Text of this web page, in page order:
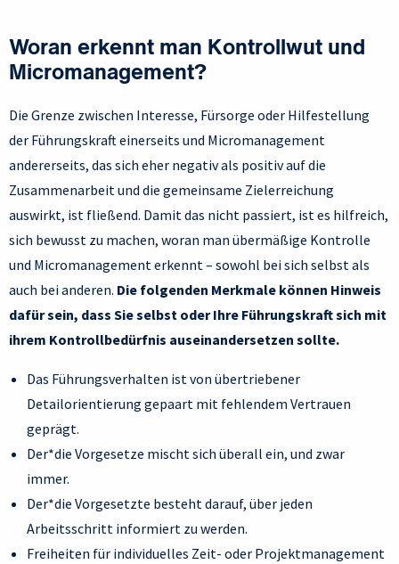
Woran erkennt man Kontrollwut und
Micromanagement?
Die Grenze zwischen Interesse, Fürsorge oder Hilfestellung
der Führungskraft einerseits und Micromanagement
andererseits, das sich eher negativ als positiv auf die
Zusammenarbeit und die gemeinsame Zielerreichung
auswirkt, ist fließend. Damit das nicht passiert, ist es hilfreich,
sich bewusst zu machen, woran man übermäßige Kontrolle
und Micromanagement erkennt – sowohl bei sich selbst als
auch bei anderen. Die folgenden Merkmale können Hinweis
dafür sein, dass Sie selbst oder Ihre Führungskraft sich mit
ihrem Kontrollbedürfnis auseinandersetzen sollte.
Das Führungsverhalten ist von übertriebener
Detailorientierung gepaart mit fehlendem Vertrauen
geprägt.
Der*die Vorgesetze mischt sich überall ein, und zwar
immer.
Der*die Vorgesetzte besteht darauf, über jeden
Arbeitsschritt informiert zu werden.
Freiheiten für individuelles Zeit- oder Projektmanagement